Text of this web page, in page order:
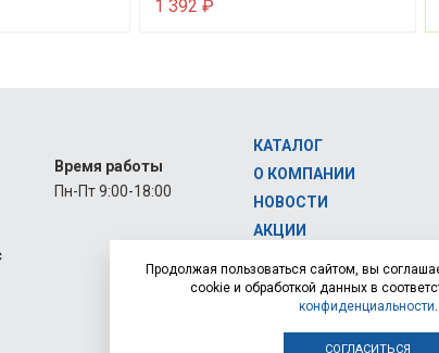
1 392 ₽
Время работы
Пн-Пт 9:00-18:00
КАТАЛОГ
О КОМПАНИИ
НОВОСТИ
АКЦИИ
КОНТАКТЫ
Продолжая пользоваться сайтом, вы
cookie и обработкой данных в
конфиденциальности.
СОГЛАСИТЬСЯ